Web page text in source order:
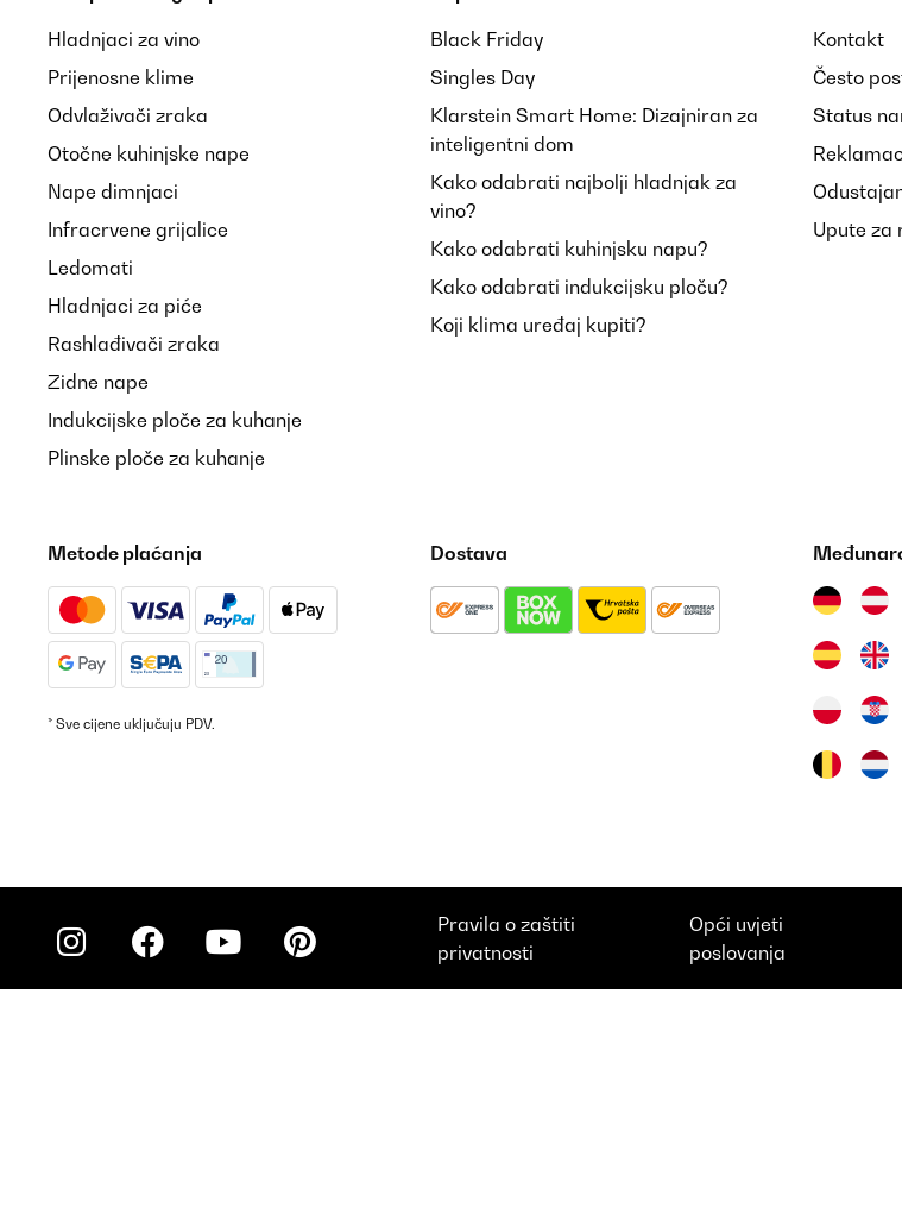
Hladnjaci za vino
Prijenosne klime
Odvlaživači zraka
Otočne kuhinjske nape
Nape dimnjaci
Infracrvene grijalice
Ledomati
Hladnjaci za piće
Rashlađivači zraka
Zidne nape
Indukcijske ploče za kuhanje
Plinske ploče za kuhanje
Black Friday
Singles Day
Klarstein Smart Home: Dizajniran za
inteligentni dom
Kako odabrati najbolji hladnjak za
vino?
Kako odabrati kuhinjsku napu?
Kako odabrati indukcijsku ploču?
Koji klima uređaj kupiti?
Kontakt
Često
Status
Upute za
Metode plaćanja
* Sve cijene uključuju PDV.
Dostava
Pravila o zaštiti
privatnosti
Opći uvjeti
poslovanja